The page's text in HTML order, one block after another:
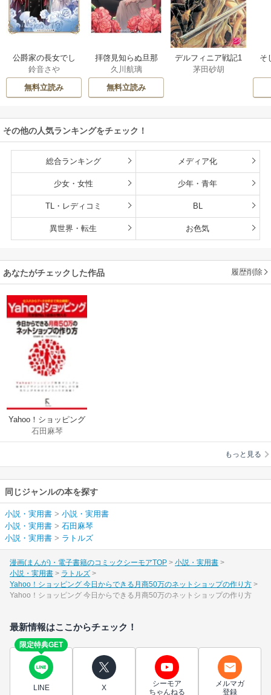
公爵家の長女でし
た
鈴音さや
無料立読み
拝啓見知らぬ旦那
様、離婚していた
だきます
久川航璃
無料立読み
デルフィニア戦記1
茅田砂胡
そ
その他の人気ランキングをチェック！
総合ランキング メディア化
少女・女性 少年・青年
TL・レディコミ BL
異世界・転生 お色気
あなたがチェックした作品 履歴削除
Yahoo！ショッピング
今日からできる月商
50万のネットショッ
石田麻琴
もっと見る
同じジャンルの本を探す
小説・実用書 > 小説・実用書
小説・実用書 > 石田麻琴
小説・実用書 > ラトルズ
漫画(まんが)・電子書籍のコミックシーモアTOP
小説・実用書
小説・実用書
ラトルズ
Yahoo！ショッピング 今日からできる月商50万のネットショップの作り方
Yahoo！ショッピング 今日からできる月商50万のネットショップの作り方
最新情報はここからチェック！
限定特典GET
LINE X
シーモア
ちゃんねる
メルマガ
登録